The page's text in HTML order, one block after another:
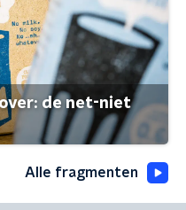
de net-niet
Alle fragmenten